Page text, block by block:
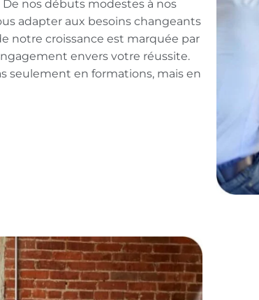
nos débuts modestes à nos
adapter aux besoins changeants
notre croissance est marquée par
envers votre réussite.
seulement en formations, mais en